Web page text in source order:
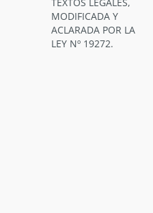
MODIFICADA Y
ACLARADA POR LA
LEY Nº 19272.